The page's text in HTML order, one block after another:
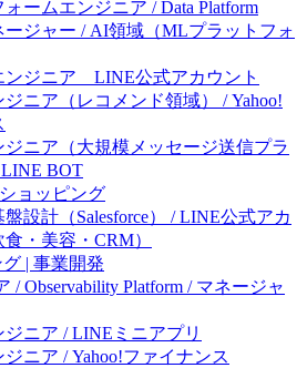
ームエンジニア / Data Platform
ージャー / AI領域（MLプラットフォ
ンジニア LINE公式アカウント
ニア（レコメンド領域） / Yahoo!
ニア（大規模メッセージ送信プラ
BOT
ョッピング
設計（Salesforce） / LINE公式アカ
・美容・CRM）
| 事業開発
/ Observability Platform / マネージャ
ニア / LINEミニアプリ
ニア / Yahoo!ファイナンス